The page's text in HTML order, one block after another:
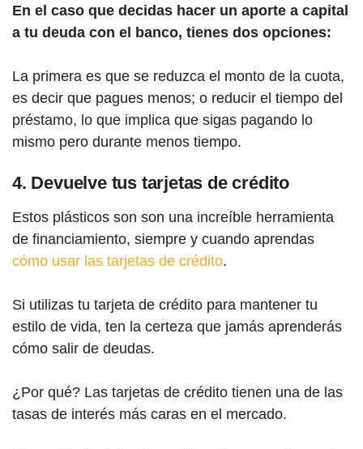
En el caso que decidas hacer un aporte a capital
a tu deuda con el banco, tienes dos opciones:
La primera es que se reduzca el monto de la cuota,
es decir que pagues menos; o reducir el tiempo del
préstamo, lo que implica que sigas pagando lo
mismo pero durante menos tiempo.
4. Devuelve tus tarjetas de crédito
Estos plásticos son son una increíble herramienta
de financiamiento, siempre y cuando aprendas
cómo usar las tarjetas de crédito.
Si utilizas tu tarjeta de crédito para mantener tu
estilo de vida, ten la certeza que jamás aprenderás
cómo salir de deudas.
¿Por qué? Las tarjetas de crédito tienen una de las
tasas de interés más caras en el mercado.